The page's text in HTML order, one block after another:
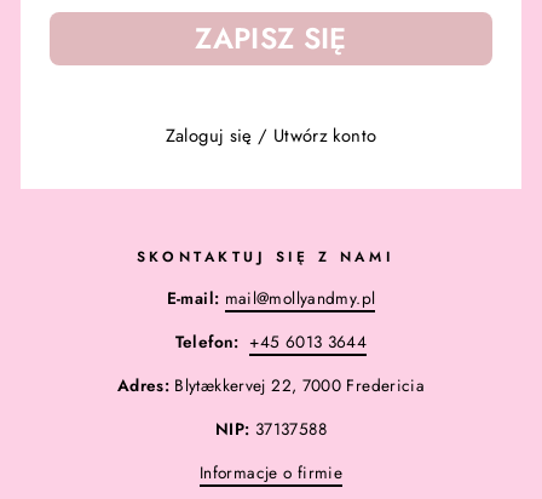
ZAPISZ SIĘ
Zaloguj się / Utwórz konto
SKONTAKTUJ SIĘ Z NAMI
E-mail: mail@mollyandmy.pl
Telefon: +45 6013 3644
Adres: Blytækkervej 22, 7000 Fredericia
NIP: 37137588
Informacje o firmie